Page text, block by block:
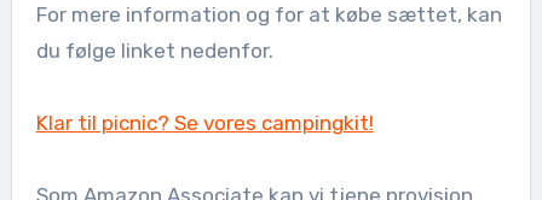
For mere information og for at købe sættet, kan
du følge linket nedenfor.
Klar til picnic? Se vores campingkit!
Som Amazon Associate kan vi tjene provision